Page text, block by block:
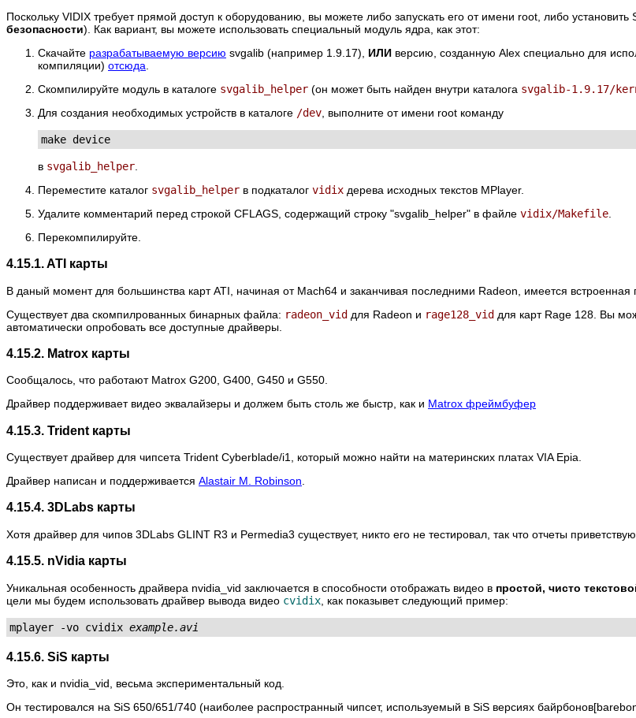
Поскольку VIDIX требует прямой доступ к оборудованию, вы можете либо запускать его от имени root, либо
безопасности). Как вариант, вы можете использовать специальный модуль ядра, как этот:
Скачайте разрабатываемую версию svgalib (например 1.9.17), ИЛИ версию, созданную Alex специально для
компиляции) отсюда
Скомпилируйте модуль в каталоге svgalib_helper (он может быть найден внутри каталога svgalib-1.9.17/
Для создания необходимых устройств в каталоге /dev , выполните от имени root команду
make device
в svgalib_helper
Переместите каталог svgalib_helper в подкаталог vidix дерева исходных текстов MPlayer.
Удалите комментарий перед строкой CFLAGS, содержащий строку "svgalib_helper" в файле vidix/Makefile
Перекомпилируйте.
4.15.1. ATI карты
В даный момент для большинства карт ATI, начиная от Mach64 и заканчивая последними Radeon, имеется встроенная
Существует два скомпилрованных бинарных файла: radeon_vid для Radeon и rage128_vid для карт Rage 128. Вы
автоматически опробовать все доступные драйверы.
4.15.2. Matrox карты
Сообщалось, что работают Matrox G200, G400, G450 и G550.
Драйвер поддерживает видео эквалайзеры и должем быть столь же быстр, как и Matrox фреймбуфер
4.15.3. Trident карты
Существует драйвер для чипсета Trident Cyberblade/i1, который можно найти на материнских платах VIA Epia.
Драйвер написан и поддерживается Alastair M. Robinson
4.15.4. 3DLabs карты
Хотя драйвер для чипов 3DLabs GLINT R3 и Permedia3 существует, никто его не тестировал, так что отчеты
4.15.5. nVidia карты
Уникальная особенность драйвера nvidia_vid заключается в способности отображать видео в простой, чисто
цели мы будем использовать драйвер вывода видео cvidix , как показывет следующий пример:
mplayer -vo cvidix example.avi
4.15.6. SiS карты
Это, как и nvidia_vid, весьма экспериментальный код.
Он тестировался на SiS 650/651/740 (наиболее распространный чипсет, используемый в SiS версиях